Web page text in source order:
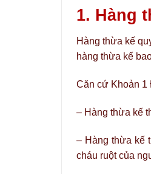
1. Hàng
Hàng thừa kế
hàng thừa kế
Căn cứ Khoản 1
– Hàng thừa kế
– Hàng thừa kế
cháu ruột của